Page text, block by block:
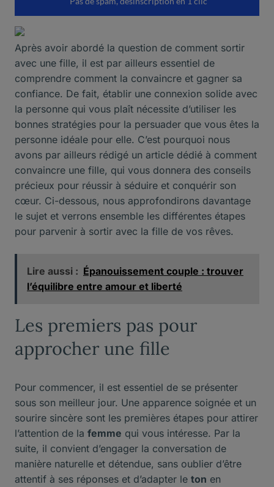
Après avoir abordé la question de comment sortir
avec une fille, il est par ailleurs essentiel de
comprendre comment la convaincre et gagner sa
confiance. De fait, établir une connexion solide avec
la personne qui vous plaît nécessite d’utiliser les
bonnes stratégies pour la persuader que vous êtes la
personne idéale pour elle. C’est pourquoi nous
avons par ailleurs rédigé un article dédié à comment
convaincre une fille, qui vous donnera des conseils
précieux pour réussir à séduire et conquérir son
cœur. Ci-dessous, nous approfondirons davantage
le sujet et verrons ensemble les différentes étapes
pour parvenir à sortir avec la fille de vos rêves.
Lire aussi : Épanouissement couple : trouver
l’équilibre entre amour et liberté
Les premiers pas pour
approcher une fille
Pour commencer, il est essentiel de se présenter
sous son meilleur jour. Une apparence soignée et un
sourire sincère sont les premières étapes pour attirer
l’attention de la femme qui vous intéresse. Par la
suite, il convient d’engager la conversation de
manière naturelle et détendue, sans oublier d’être
attentif à ses réponses et d’adapter le ton en